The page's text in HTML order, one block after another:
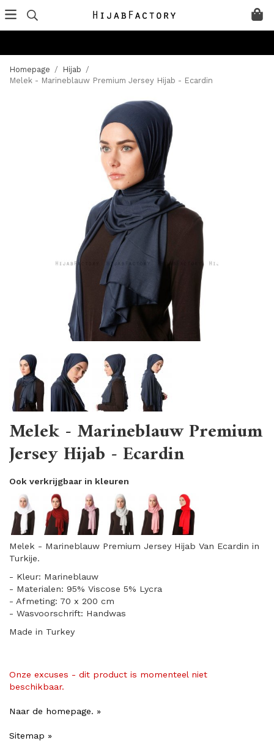
Homepage / Hijab /
Melek - Marineblauw Premium Jersey Hijab - Ecardin
Melek - Marineblauw Premium
Jersey Hijab - Ecardin
Ook verkrijgbaar in kleuren
Melek - Marineblauw Premium Jersey Hijab Van Ecardin in
Turkije.
- Kleur: Marineblauw
- Materialen: 95% Viscose 5% Lycra
- Afmeting: 70 x 200 cm
- Wasvoorschrift: Handwas
Made in Turkey
Onze excuses - dit product is momenteel niet
beschikbaar.
Naar de homepage. »
Sitemap »